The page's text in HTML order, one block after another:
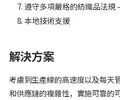
遵守多項嚴格的紡織品法規
本地技術支援
解決方案
考慮到生產線的高速度以及每天
和供應鏈的複雜性，實施可靠的